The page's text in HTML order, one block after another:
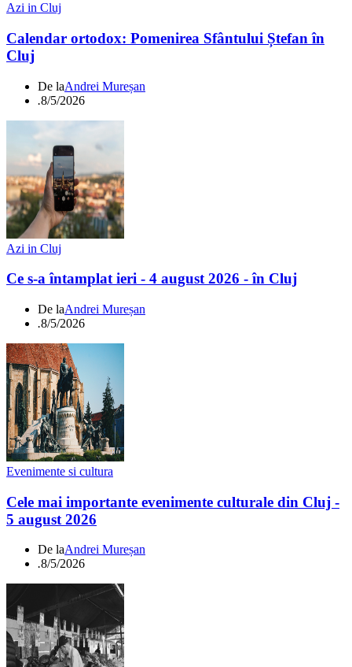
Azi in Cluj
Calendar ortodox: Pomenirea Sfântului Ștefan în
Cluj
De laAndrei Mureșan
.8/5/2026
Azi in Cluj
Ce s-a întamplat ieri - 4 august 2026 - în Cluj
De laAndrei Mureșan
.8/5/2026
Evenimente si cultura
Cele mai importante evenimente culturale din Cluj -
5 august 2026
De laAndrei Mureșan
.8/5/2026